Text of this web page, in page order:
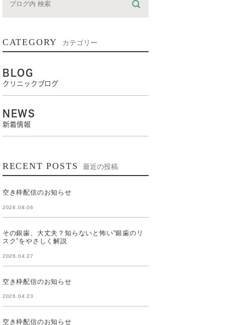
CATEGORY カテゴリー
BLOG
クリニックブログ
NEWS
新着情報
RECENT POSTS 最近の投稿
空き枠配信のお知らせ
2026.08.06
その銀歯、大丈夫？知らないと怖い“銀歯のリ
スク”をやさしく解説
2026.04.27
空き枠配信のお知らせ
2026.04.23
空き枠配信のお知らせ